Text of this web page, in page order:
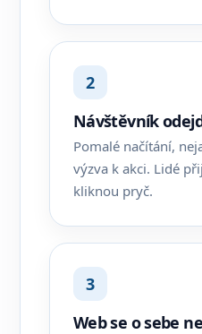
2
Návštěvník
Pomalé načítání,
výzva k akci. Lidé
kliknou pryč.
3
Web se o sebe